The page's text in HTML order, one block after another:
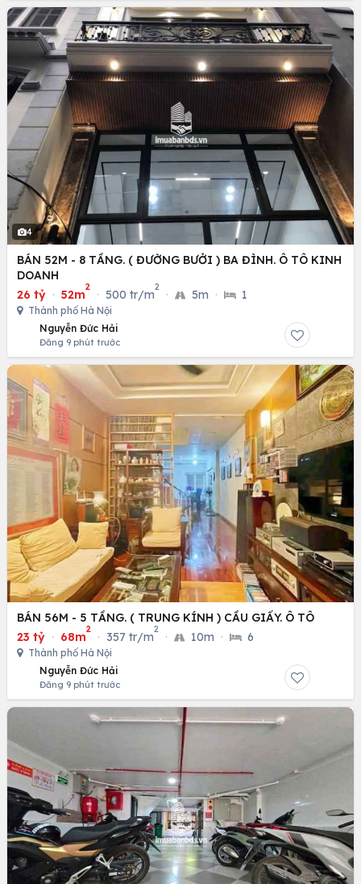
4
BÁN 52M - 8 TẦNG. ( ĐƯỜNG BƯỞI ) BA ĐÌNH. Ô TÔ KINH
DOANH
26 tỷ · 52m
2
· 500 tr/m
2
· 5m · 1
Thành phố Hà Nội
Nguyễn Đức Hải
Đăng 9 phút trước
BÁN 56M - 5 TẦNG. ( TRUNG KÍNH ) CẦU GIẤY. Ô TÔ
23 tỷ · 68m
2
· 357 tr/m
2
· 10m · 6
Thành phố Hà Nội
Nguyễn Đức Hải
Đăng 9 phút trước